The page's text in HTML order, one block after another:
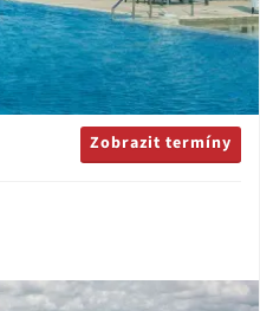
Zobrazit termíny